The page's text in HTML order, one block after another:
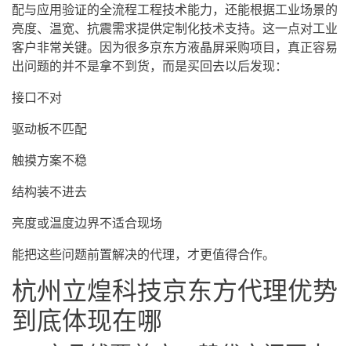
配与应用验证的全流程工程技术能力，还能根据工业场景的
亮度、温宽、抗震需求提供定制化技术支持。这一点对工业
客户非常关键。因为很多京东方液晶屏采购项目，真正容易
出问题的并不是拿不到货，而是买回去以后发现：
接口不对
驱动板不匹配
触摸方案不稳
结构装不进去
亮度或温度边界不适合现场
能把这些问题前置解决的代理，才更值得合作。
杭州立煌科技京东方代理优势
到底体现在哪